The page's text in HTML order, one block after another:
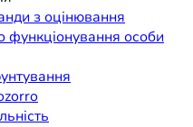
з оцінювання
функціонування особи